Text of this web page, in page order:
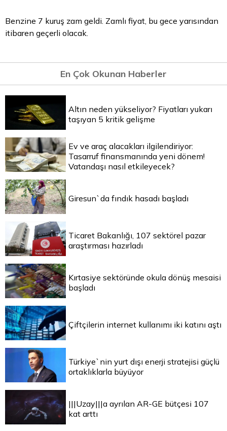
Benzine 7 kuruş zam geldi. Zamlı fiyat, bu gece yarısından
itibaren geçerli olacak.
En Çok Okunan Haberler
Altın neden yükseliyor? Fiyatları yukarı
taşıyan 5 kritik gelişme
Ev ve araç alacakları ilgilendiriyor:
Tasarruf finansmanında yeni dönem!
Vatandaşı nasıl etkileyecek?
Giresun`da fındık hasadı başladı
Ticaret Bakanlığı, 107 sektörel pazar
araştırması hazırladı
Kırtasiye sektöründe okula dönüş mesaisi
başladı
Çiftçilerin internet kullanımı iki katını aştı
Türkiye`nin yurt dışı enerji stratejisi güçlü
ortaklıklarla büyüyor
|||Uzay|||a ayrılan AR-GE bütçesi 107
kat arttı